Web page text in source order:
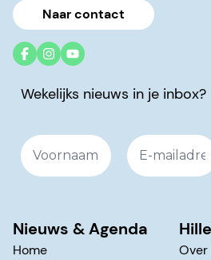
Naar contact
Wekelijks nieuws in je inbox?
Nieuws & Agenda
Home
Over